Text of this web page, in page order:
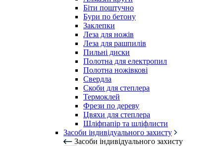
Біти поштучно
Бури по бетону
Заклепки
Леза для ножів
Леза для рашпилів
Пильні диски
Полотна для електропил
Полотна ножівкові
Свердла
Скоби для степлера
Термоклей
Фрези по дереву
Цвяхи для степлера
Шліфпапір та шліфлисти
Засоби індивідуального захисту
Засоби індивідуального захисту